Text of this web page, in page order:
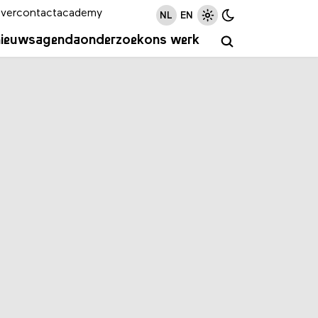
agendaonderzoekons werk
contactacademy NL EN